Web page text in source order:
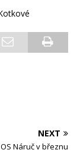
NEXT
Náruč v březnu